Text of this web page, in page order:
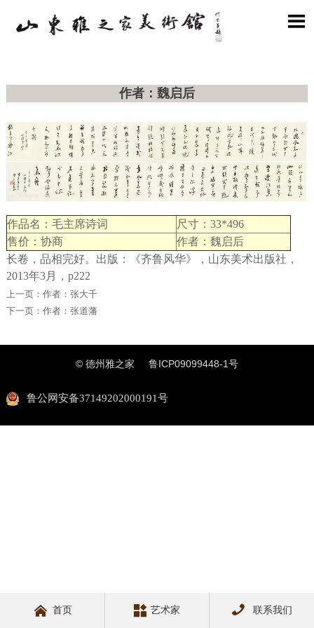

作者：魏启后
作品名：毛主席诗词
尺寸：33*496
售价：协商
作者：魏启后
长卷，品相完好。出版：《齐鲁风华》，山东美术出版社，
2013年3月，p222
上一页： 作者：张大千
下一页： 作者：张道藩
© 德州雅之家 鲁ICP09099448-1号
鲁公网安备37149202000191号
 首页  艺术家  联系我们